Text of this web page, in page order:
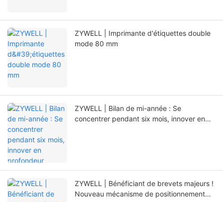
ZYWELL | Imprimante d'étiquettes double
mode 80 mm
ZYWELL | Bilan de mi-année : Se
concentrer pendant six mois, innover en
ZYWELL | Bénéficiant de brevets majeurs !
Nouveau mécanisme de positionnement